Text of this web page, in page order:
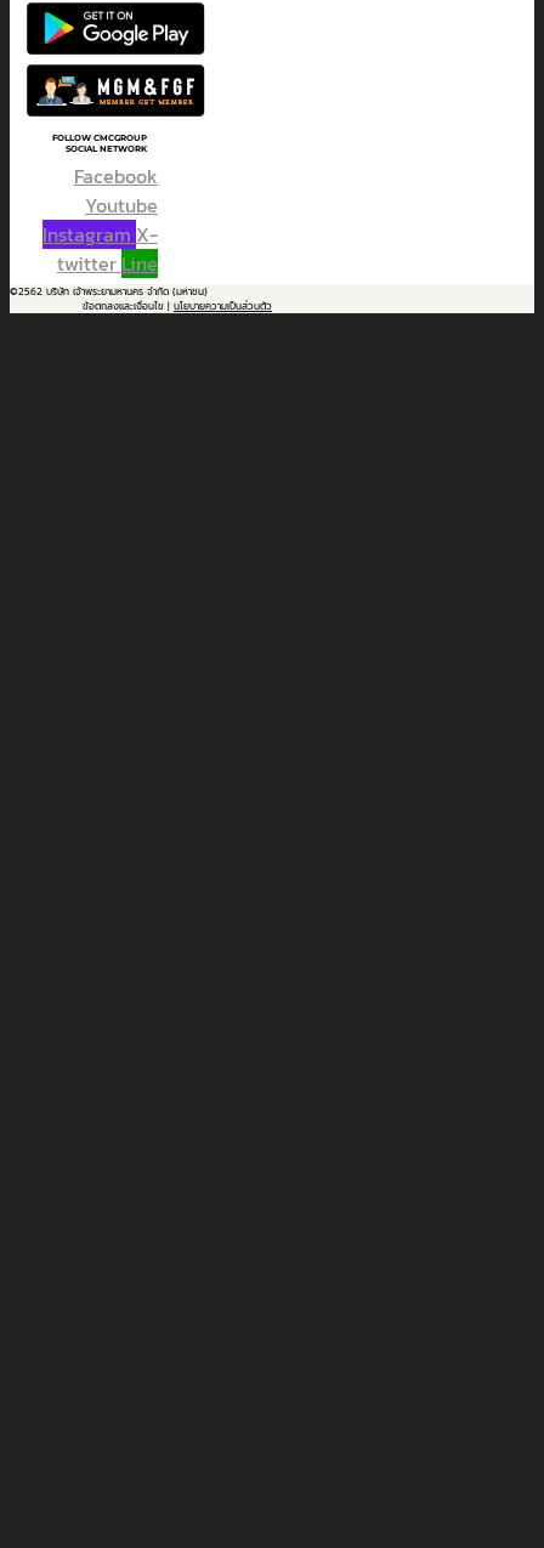
FOLLOW CMCGROUP
SOCIAL NETWORK
Facebook
Youtube
Instagram X-
twitter Line
©2562 บริษัท เจ้าพระยามหานคร จำกัด (มหาชน)
ข้อตกลงและเงื่อนไข | นโยบายความเป็นส่วนตัว